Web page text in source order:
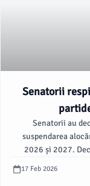
Senatorii
Senatorii au
suspendarea
2026 și 2027.
17 Feb 2026